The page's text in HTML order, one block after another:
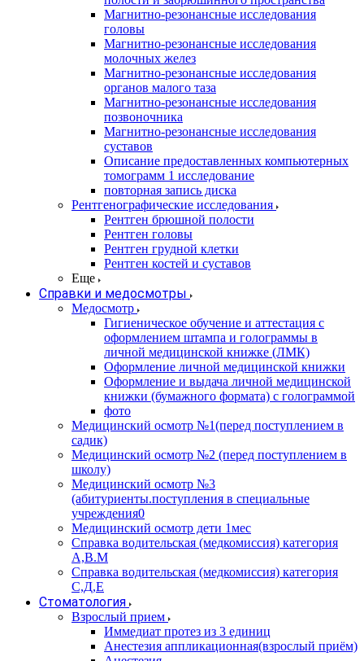
Магнитно-резонансные исследования
головы
Магнитно-резонансные исследования
молочных желез
Магнитно-резонансные исследования
органов малого таза
Магнитно-резонансные исследования
позвоночника
Магнитно-резонансные исследования
суставов
Описание предоставленных компьютерных
томограмм 1 исследование
повторная запись диска
Рентгенографические исследования
Рентген брюшной полости
Рентген головы
Рентген грудной клетки
Рентген костей и суставов
Еще
Справки и медосмотры
Медосмотр
Гигиеническое обучение и аттестация с
оформлением штампа и голограммы в
личной медицинской книжке (ЛМК)
Оформление личной медицинской книжки
Оформление и выдача личной медицинской
книжки (бумажного формата) с голограммой
фото
Медицинский осмотр №1(перед поступлением в
садик)
Медицинский осмотр №2 (перед поступлением в
школу)
Медицинский осмотр №3
(абитуриенты.поступления в специальные
учреждения0
Медицинский осмотр дети 1мес
Справка водительская (медкомиссия) категория
А,В.М
Справка водительская (медкомиссия) категория
С,Д,Е
Стоматология
Взрослый прием
Иммедиат протез из 3 единиц
Анестезия аппликационная(взрослый приём)